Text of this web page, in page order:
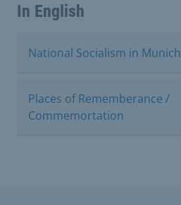
In English
National Socialism in Munich
Places of Rememberance /
Commemortation